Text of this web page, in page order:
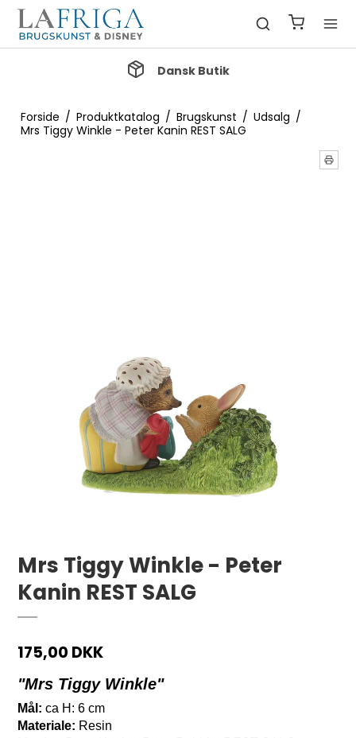
Dansk Butik
Forside / Produktkatalog / Brugskunst / Udsalg /
Mrs Tiggy Winkle - Peter Kanin REST SALG
Mrs Tiggy Winkle - Peter
Kanin REST SALG
175,00 DKK
"Mrs Tiggy Winkle"
Mål: ca H: 6 cm
Materiale: Resin